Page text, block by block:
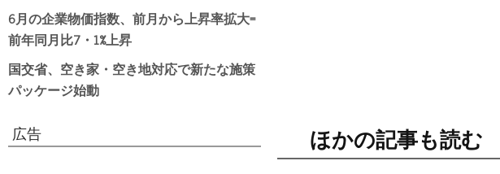
ほかの記事も読む
6月の企業物価指数、前月から上昇率拡大=
前年同月比7・1%上昇
国交省、空き家・空き地対応で新たな施策
パッケージ始動
広告